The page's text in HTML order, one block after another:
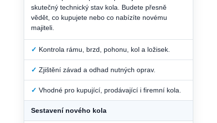
skutečný technický stav kola. Budete přesně
vědět, co kupujete nebo co nabízíte novému
majiteli.
✓ Kontrola rámu, brzd, pohonu, kol a ložisek.
✓ Zjištění závad a odhad nutných oprav.
✓ Vhodné pro kupující, prodávající i firemní kola.
Sestavení nového kola